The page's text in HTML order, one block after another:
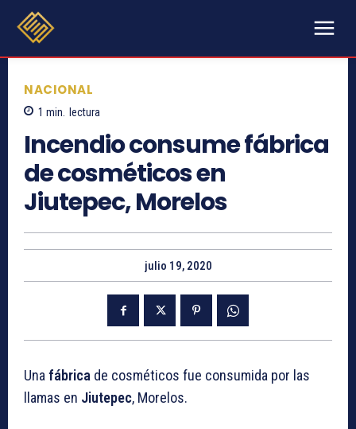
NACIONAL
1 min. lectura
Incendio consume fábrica
de cosméticos en
Jiutepec, Morelos
julio 19, 2020
Una fábrica de cosméticos fue consumida por las
llamas en Jiutepec, Morelos.